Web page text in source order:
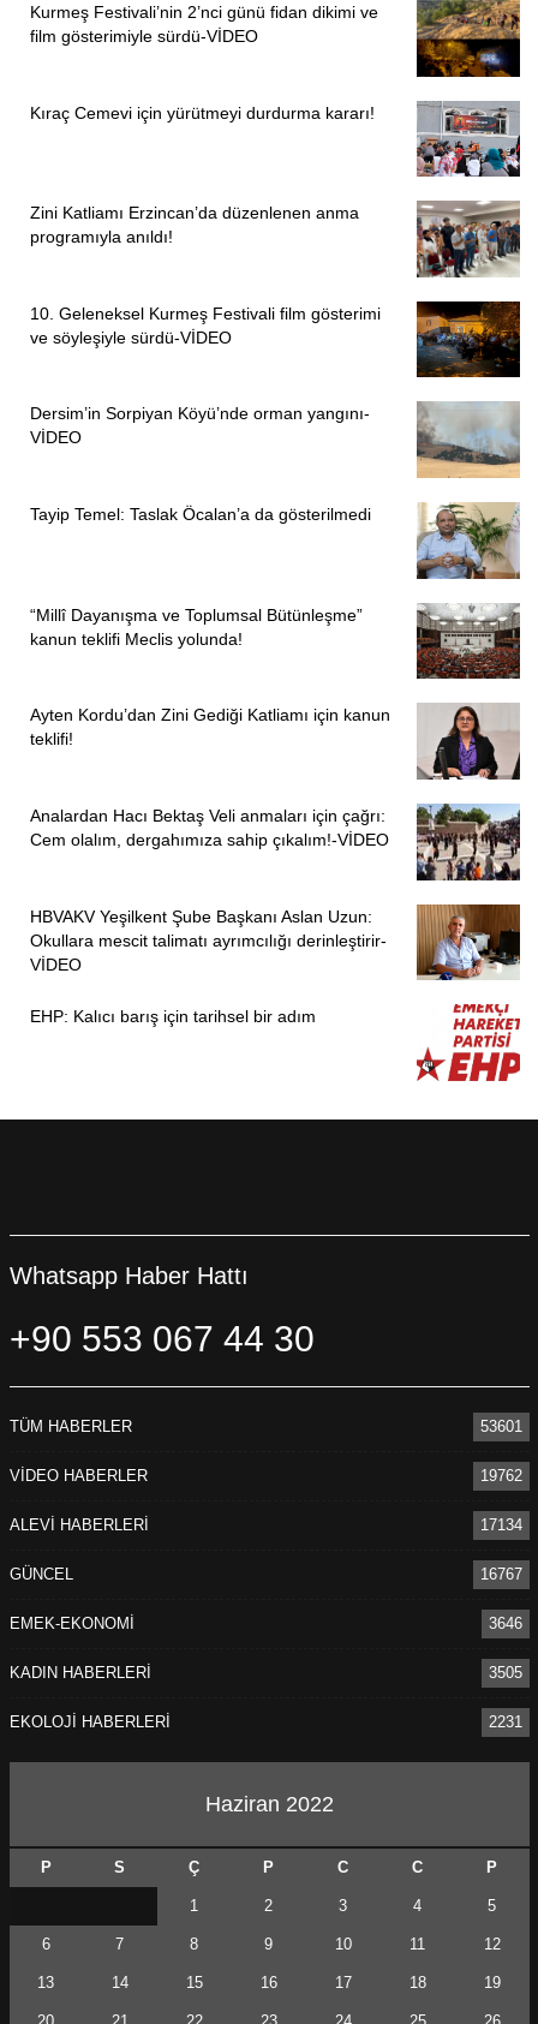
Kurmeş Festivali’nin 2’nci günü fidan dikimi ve
film gösterimiyle sürdü-VİDEO
Kıraç Cemevi için yürütmeyi durdurma kararı!
Zini Katliamı Erzincan’da düzenlenen anma
programıyla anıldı!
10. Geleneksel Kurmeş Festivali film gösterimi
ve söyleşiyle sürdü-VİDEO
Dersim’in Sorpiyan Köyü’nde orman yangını-
VİDEO
Tayip Temel: Taslak Öcalan’a da gösterilmedi
“Millî Dayanışma ve Toplumsal Bütünleşme”
kanun teklifi Meclis yolunda!
Ayten Kordu’dan Zini Gediği Katliamı için kanun
teklifi!
Analardan Hacı Bektaş Veli anmaları için çağrı:
Cem olalım, dergahımıza sahip çıkalım!-VİDEO
HBVAKV Yeşilkent Şube Başkanı Aslan Uzun:
Okullara mescit talimatı ayrımcılığı derinleştirir-
VİDEO
EHP: Kalıcı barış için tarihsel bir adım
Whatsapp Haber Hattı
+90 553 067 44 30
TÜM HABERLER 53601
VİDEO HABERLER 19762
ALEVİ HABERLERİ 17134
GÜNCEL 16767
EMEK-EKONOMİ 3646
KADIN HABERLERİ 3505
EKOLOJİ HABERLERİ 2231
Haziran 2022
P S Ç P C C P
1 2 3 4 5
6 7 8 9 10 11 12
13 14 15 16 17 18 19